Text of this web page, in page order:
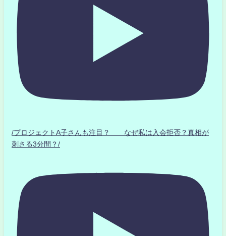
/プロジェクトA子さんも注目？ なぜ私は入会拒否？真相が
刺さる3分間？/